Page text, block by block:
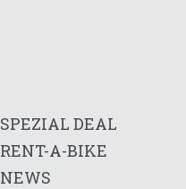
SPEZIAL DEAL
RENT-A-BIKE
NEWS